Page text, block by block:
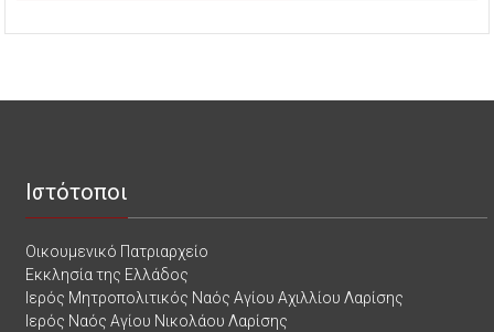
Ιστότοποι
Οικουμενικό Πατριαρχείο
Εκκλησία της Ελλάδος
Ιερός Μητροπολιτικός Ναός Αγίου Αχιλλίου Λαρίσης
Ιερός Ναός Αγίου Νικολάου Λαρίσης